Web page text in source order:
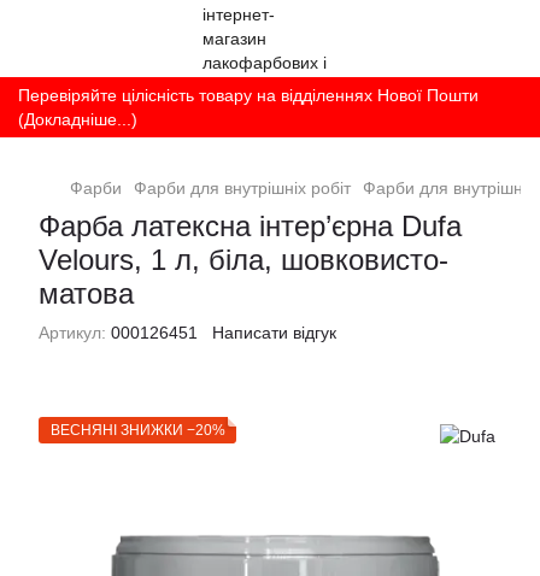
Перевіряйте цілісність товару на відділеннях Нової Пошти
(Докладніше...)
Фарби Фарби для внутрішніх робіт Фарби для внутрішніх
Фарба латексна інтер’єрна Dufa
Velours, 1 л, біла, шовковисто-
матова
Артикул: 000126451 Написати відгук
ВЕСНЯНІ ЗНИЖКИ −20%